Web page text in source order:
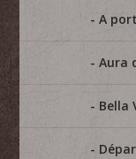
A
Aura
Bella